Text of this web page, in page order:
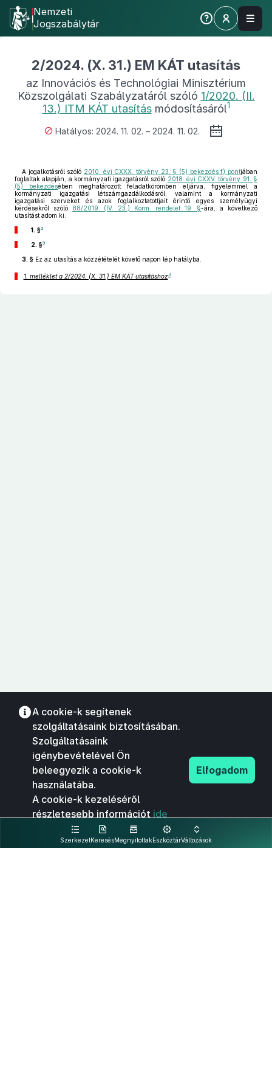
Nemzeti
Jogszabálytár
2/2024. (X. 31.) EM KÁT utasítás
az Innovációs és Technológiai Minisztérium
Közszolgálati Szabályzatáról szóló 1/2020. (II.
13.) ITM KÁT utasításmódosításáról1
Hatályos: 2024. 11. 02. – 2024. 11. 02.
A jogalkotásról szóló 2010. évi CXXX. törvény 23. § (5) bekezdés f) pontjában
foglaltak alapján, a kormányzati igazgatásról szóló 2018. évi CXXV. törvény 91. §
(5) bekezdésében meghatározott feladatkörömben eljárva, figyelemmel a
kormányzati igazgatási létszámgazdálkodásról, valamint a kormányzati
igazgatási szerveket és azok foglalkoztatottjait érintő egyes személyügyi
kérdésekről szóló
88/2019. (IV. 23.) Korm. rendelet 19. §-ára, a következő
utasítást adom ki:
1. §2
2. §3
3. § Ez az utasítás a közzétételét követő napon lép hatályba.
1. melléklet a 2/2024. (X. 31.) EM KÁT utasításhoz4
SzerkezetKeresésMegnyitottakEszköztárVáltozások
A cookie-k segítenek
szolgáltatásaink biztosításában.
Szolgáltatásaink
igénybevételével Ön
beleegyezik a cookie-k
használatába.
A cookie-k kezeléséről
részletesebb információt ide
kattintva olvashat.
Elfogadom